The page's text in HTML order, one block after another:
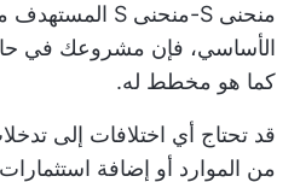
الأساسي، فإن مشروعك في
كما هو مخطط له.
قد تحتاج أي اختلافات إلى
من الموارد أو إضافة